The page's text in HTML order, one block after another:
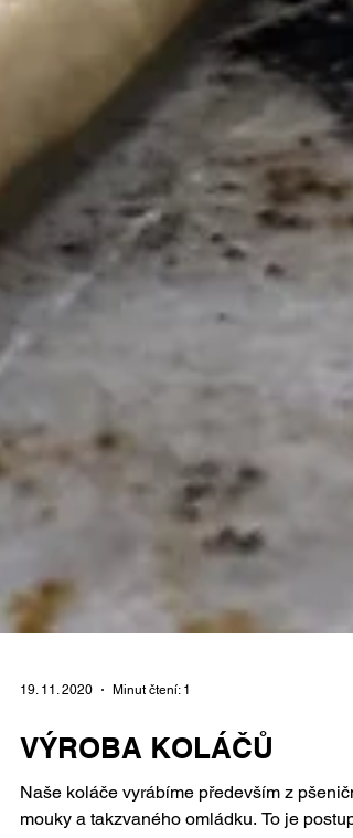
19. 11. 2020 Minut čtení: 1
VÝROBA KOLÁČŮ